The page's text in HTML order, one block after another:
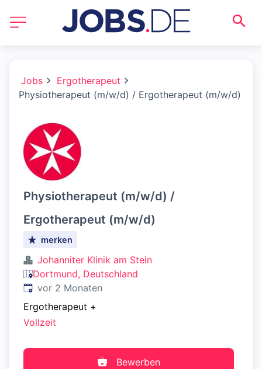
Jobs
Ergotherapeut
Physiotherapeut (m/w/d) / Ergotherapeut (m/w/d)
Physiotherapeut (m/w/d) /
Ergotherapeut (m/w/d)
merken
Johanniter Klinik am Stein
Dortmund, Deutschland
Veröffentlicht:
vor 2 Monaten
Ergotherapeut +
Vollzeit
Bewerben